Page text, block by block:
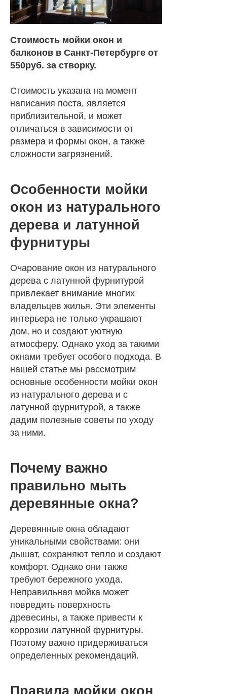
Стоимость мойки окон и
балконов в Санкт-Петербурге от
550руб. за створку.
Стоимость указана на момент
написания поста, является
приблизительной, и может
отличаться в зависимости от
размера и формы окон, а также
сложности загрязнений.
Особенности мойки
окон из натурального
дерева и латунной
фурнитуры
Очарование окон из натурального
дерева с латунной фурнитурой
привлекает внимание многих
владельцев жилья. Эти элементы
интерьера не только украшают
дом, но и создают уютную
атмосферу. Однако уход за такими
окнами требует особого подхода. В
нашей статье мы рассмотрим
основные особенности мойки окон
из натурального дерева и с
латунной фурнитурой, а также
дадим полезные советы по уходу
за ними.
Почему важно
правильно мыть
деревянные окна?
Деревянные окна обладают
уникальными свойствами: они
дышат, сохраняют тепло и создают
комфорт. Однако они также
требуют бережного ухода.
Неправильная мойка может
повредить поверхность
древесины, а также привести к
коррозии латунной фурнитуры.
Поэтому важно придерживаться
определенных рекомендаций.
Правила мойки окон